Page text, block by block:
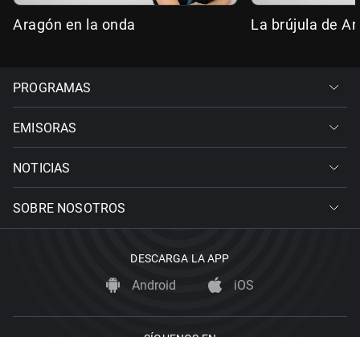
Aragón en la onda La brújula de
PROGRAMAS
EMISORAS
NOTICIAS
SOBRE NOSOTROS
DESCARGA LA APP
Android iOS